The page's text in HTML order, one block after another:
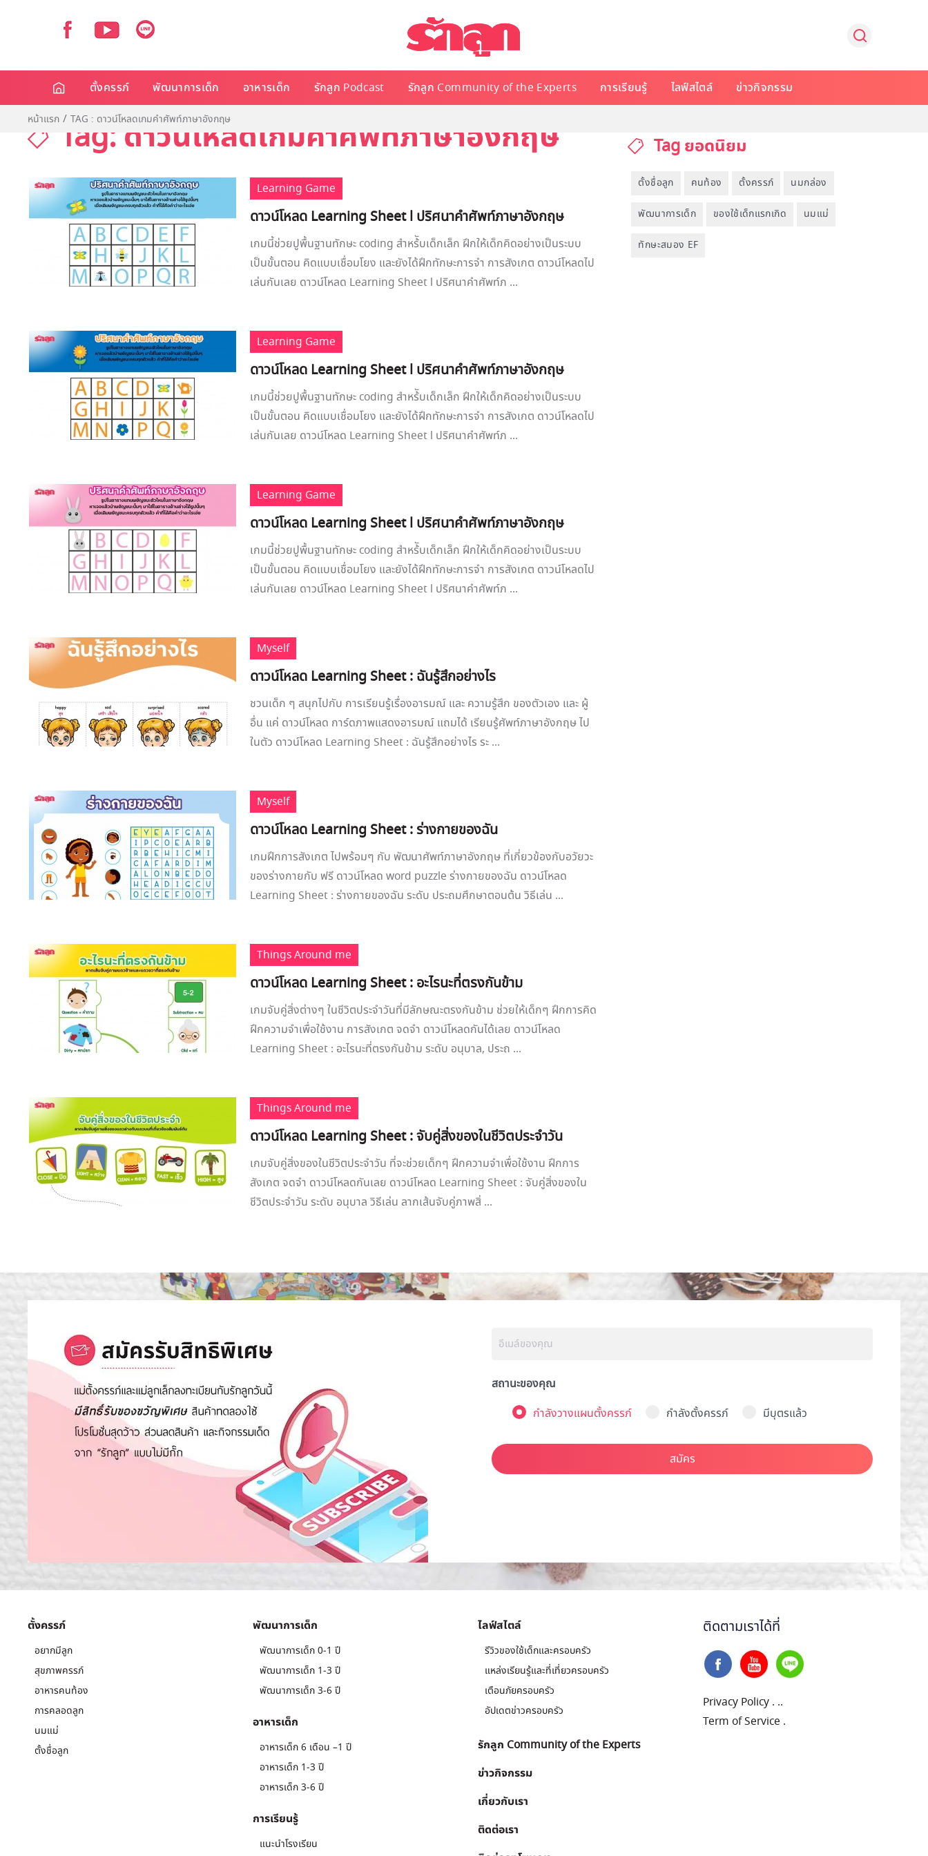
ตั้งครรภ์ พัฒนาการเด็ก อาหารเด็ก รักลูก Podcast รักลูก Community of the Experts การเรียนรู้ ไลฟ์สไตล์ ข่าวกิจกรรม
หน้าแรก TAG : ดาวน์โหลดเกมคำศัพท์ภาษาอังกฤษ
Tag: ดาวน์โหลดเกมคำศัพท์ภาษาอังกฤษ
Learning Game
ดาวน์โหลด Learning Sheet l ปริศนาคำศัพท์ภาษาอังกฤษ
เกมนี้ช่วยปูพื้นฐานทักษะ coding สำหร้ับเด็กเล็ก ฝึกให้เด็กคิดอย่างเป็นระบบ
เป็นขั้นตอน คิดแบบเชื่อมโยง และยังได้ฝึกทักษะการจำ การสังเกต ดาวน์โหลดไป
เล่นกันเลย ดาวน์โหลด Learning Sheet l ปริศนาคำศัพท์ภ ...
Learning Game
ดาวน์โหลด Learning Sheet l ปริศนาคำศัพท์ภาษาอังกฤษ
เกมนี้ช่วยปูพื้นฐานทักษะ coding สำหร้ับเด็กเล็ก ฝึกให้เด็กคิดอย่างเป็นระบบ
เป็นขั้นตอน คิดแบบเชื่อมโยง และยังได้ฝึกทักษะการจำ การสังเกต ดาวน์โหลดไป
เล่นกันเลย ดาวน์โหลด Learning Sheet l ปริศนาคำศัพท์ภ ...
Learning Game
ดาวน์โหลด Learning Sheet l ปริศนาคำศัพท์ภาษาอังกฤษ
เกมนี้ช่วยปูพื้นฐานทักษะ coding สำหร้ับเด็กเล็ก ฝึกให้เด็กคิดอย่างเป็นระบบ
เป็นขั้นตอน คิดแบบเชื่อมโยง และยังได้ฝึกทักษะการจำ การสังเกต ดาวน์โหลดไป
เล่นกันเลย ดาวน์โหลด Learning Sheet l ปริศนาคำศัพท์ภ ...
Myself
ดาวน์โหลด Learning Sheet : ฉันรู้สึกอย่างไร
ชวนเด็ก ๆ สนุกไปกับ การเรียนรู้เรื่องอารมณ์ และ ความรู้สึก ของตัวเอง และ ผู้
อื่น แค่ ดาวน์โหลด การ์ดภาพแสดงอารมณ์ แถมได้ เรียนรู้ศัพท์ภาษาอังกฤษ ไป
ในตัว ดาวน์โหลด Learning Sheet : ฉันรู้สึกอย่างไร ระ ...
Myself
ดาวน์โหลด Learning Sheet : ร่างกายของฉัน
เกมฝึกการสังเกต ไปพร้อมๆ กับ พัฒนาศัพท์ภาษาอังกฤษ ที่เกี่ยวข้องกับอวัยวะ
ของร่างกายกับ ฟรี ดาวน์โหลด word puzzle ร่างกายของฉัน ดาวน์โหลด
Learning Sheet : ร่างกายของฉัน ระดับ ประถมศึกษาตอนต้น วิธีเล่น ...
Things Around me
ดาวน์โหลด Learning Sheet : อะไรนะที่ตรงกันข้าม
เกมจับคู่สิ่งต่างๆ ในชีวิตประจำวันที่มีลักษณะตรงกันข้าม ช่วยให้เด็กๆ ฝึกการคิด
ฝึกความจำเพื่อใช้งาน การสังเกต จดจำ ดาวน์โหลดกันได้เลย ดาวน์โหลด
Learning Sheet : อะไรนะที่ตรงกันข้าม ระดับ อนุบาล, ประถ ...
Things Around me
ดาวน์โหลด Learning Sheet : จับคู่สิ่งของในชีวิตประจำวัน
เกมจับคู่สิ่งของในชีวิตประจำวัน ที่จะช่วยเด็กๆ ฝึกความจำเพื่อใช้งาน ฝึกการ
สังเกต จดจำ ดาวน์โหลดกันเลย ดาวน์โหลด Learning Sheet : จับคู่สิ่งของใน
ชีวิตประจำวัน ระดับ อนุบาล วิธีเล่น ลากเส้นจับคู่ภาพสิ่ ...
Tag ยอดนิยม
ตั้งชื่อลูก คนท้อง ตั้งครรภ์ นมกล่อง
พัฒนาการเด็ก ของใช้เด็กแรกเกิด นมแม่
ทักษะสมอง EF
สถานะของคุณ
กำลังวางแผนตั้งครรภ์
กำลังตั้งครรภ์ มีบุตรแล้ว
สมัคร
ตั้งครรภ์
อยากมีลูก
สุขภาพครรภ์
อาหารคนท้อง
การคลอดลูก
นมแม่
ตั้งชื่อลูก
พัฒนาการเด็ก
พัฒนาการเด็ก 0-1 ปี
พัฒนาการเด็ก 1-3 ปี
พัฒนาการเด็ก 3-6 ปี
อาหารเด็ก
อาหารเด็ก 6 เดือน –1 ปี
อาหารเด็ก 1-3 ปี
อาหารเด็ก 3-6 ปี
การเรียนรู้
แนะนำโรงเรียน
ไลฟ์สไตล์
รีวิวของใช้เด็กและครอบครัว
แหล่งเรียนรู้และที่เที่ยวครอบครัว
เตือนภัยครอบครัว
อัปเดตข่าวครอบครัว
รักลูก Community of the Experts
ข่าวกิจกรรม
เกี่ยวกับเรา
ติดต่อเรา
ติดตามเราได้ที่
Privacy Policy . ..
Term of Service .